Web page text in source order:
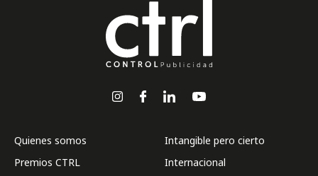
Quienes somos
Premios CTRL
Intangible pero cierto
Internacional